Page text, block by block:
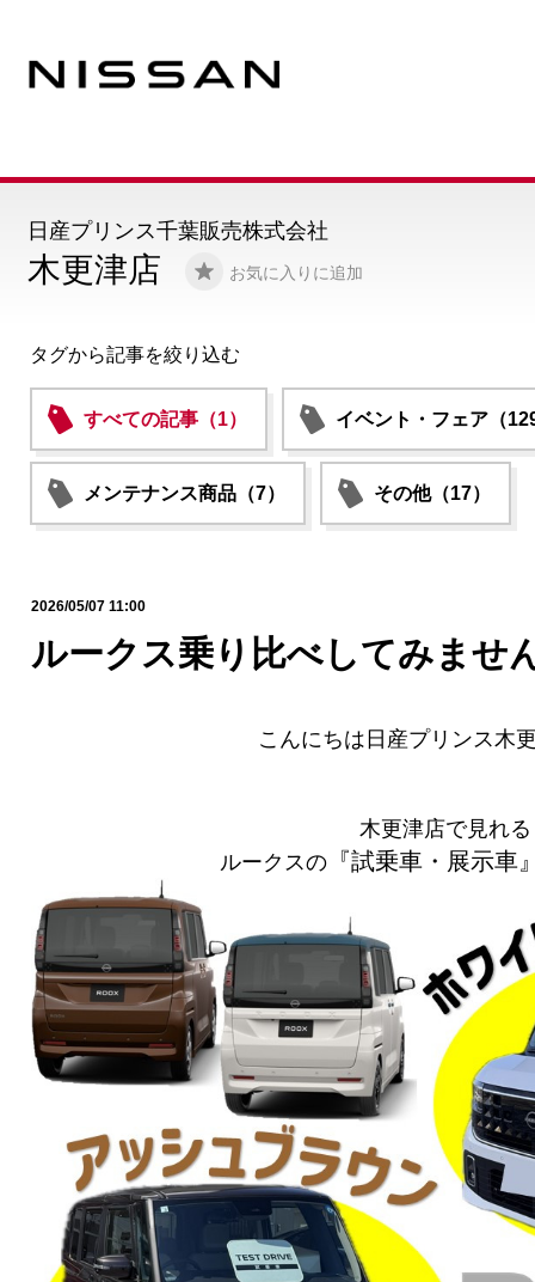
木更津店 お気に入りに追加
日産プリンス千葉販売株式会社
タグから記事を絞り込む
すべての記事（1） イベント・フェア（
メンテナンス商品（7） その他（17）
2026/05/07 11:00
ルークス乗り比べしてみませ
こんにちは日産プリンス木
木更津店で見れる
ルークスの 『試乗車・展示車